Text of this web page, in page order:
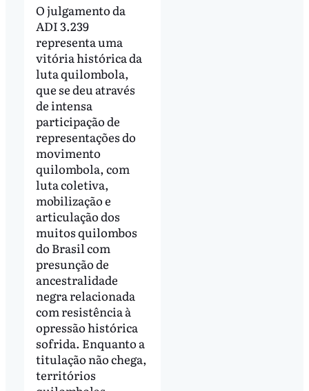
O julgamento da
ADI 3.239
representa uma
vitória histórica da
luta quilombola,
que se deu através
de intensa
participação de
representações do
movimento
quilombola, com
luta coletiva,
mobilização e
articulação dos
muitos quilombos
do Brasil com
presunção de
ancestralidade
negra relacionada
com resistência à
opressão histórica
sofrida. Enquanto a
titulação não chega,
territórios